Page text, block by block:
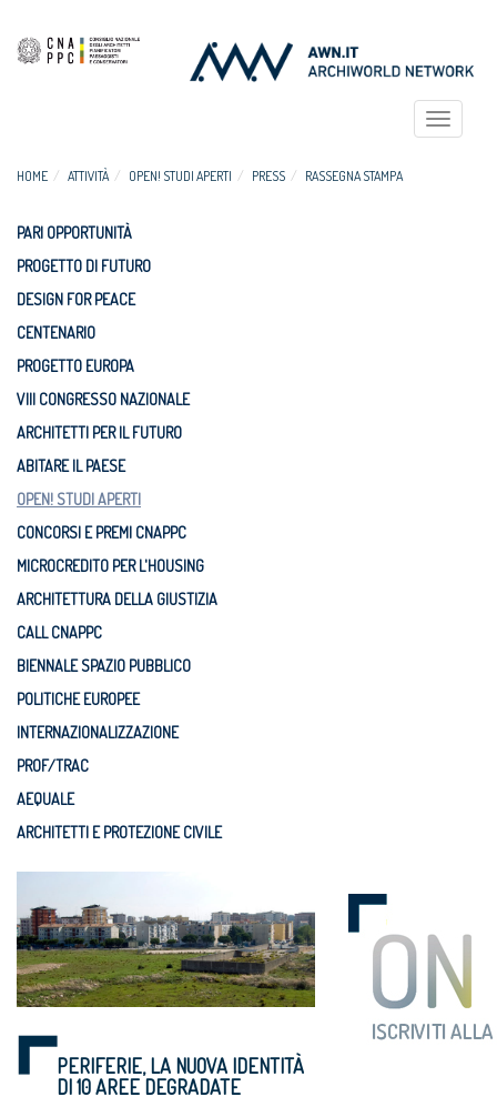
Toggle
HOME ATTIVITÀ OPEN! STUDI APERTI PRESS RASSEGNA STAMPA
PARI OPPORTUNITÀ
PROGETTO DI FUTURO
DESIGN FOR PEACE
CENTENARIO
PROGETTO EUROPA
VIII CONGRESSO NAZIONALE
ARCHITETTI PER IL FUTURO
ABITARE IL PAESE
OPEN! STUDI APERTI
CONCORSI E PREMI CNAPPC
MICROCREDITO PER L'HOUSING
ARCHITETTURA DELLA GIUSTIZIA
CALL CNAPPC
BIENNALE SPAZIO PUBBLICO
POLITICHE EUROPEE
INTERNAZIONALIZZAZIONE
PROF/TRAC
AEQUALE
ARCHITETTI E PROTEZIONE CIVILE
PERIFERIE, LA NUOVA IDENTITÀ
DI 10 AREE DEGRADATE